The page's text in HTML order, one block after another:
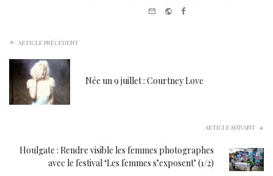
Website
Facebook
ARTICLE PRÉCÉDENT
Née un 9 juillet : Courtney Love
ARTICLE SUIVANT
Houlgate : Rendre visible les femmes photographes
avec le festival ‘Les femmes s’exposent’ (1/2)